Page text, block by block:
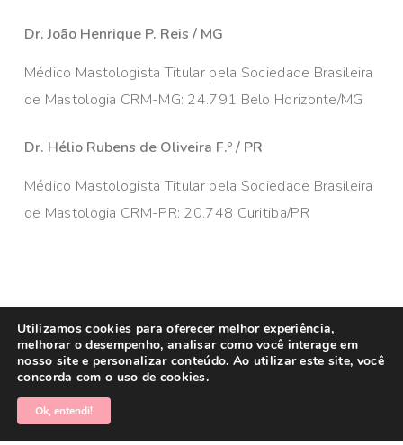
Dr. João Henrique P. Reis / MG
Médico Mastologista Titular pela Sociedade Brasileira
de Mastologia CRM-MG: 24.791 Belo Horizonte/MG
Dr. Hélio Rubens de Oliveira F.º / PR
Médico Mastologista Titular pela Sociedade Brasileira
de Mastologia CRM-PR: 20.748 Curitiba/PR
© 2026 Câncer de Mama Brasil. Todos os direitos
reservados. Administrado porMKT Efeect
Utilizamos cookies para oferecer melhor experiência,
melhorar o desempenho, analisar como você interage em
nosso site e personalizar conteúdo. Ao utilizar este site, você
concorda com o uso de cookies.
Ok, entendi!